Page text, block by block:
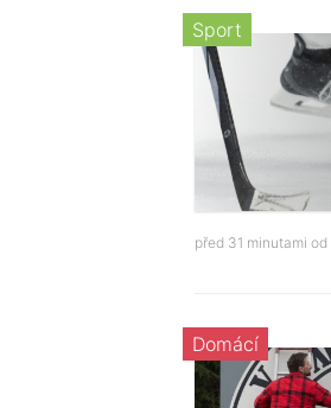
Sport
před 31 minutami od
Domácí